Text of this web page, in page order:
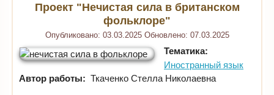
Проект "Нечистая сила в британском
фольклоре"
Опубликовано: 03.03.2025 Обновлено: 07.03.2025
Тематика:
Иностранный язык
Автор работы: Ткаченко Стелла Николаевна